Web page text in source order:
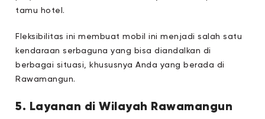
tamu hotel.
Fleksibilitas ini membuat mobil ini menjadi salah satu
kendaraan serbaguna yang bisa diandalkan di
berbagai situasi, khususnya Anda yang berada di
Rawamangun.
5. Layanan di Wilayah Rawamangun